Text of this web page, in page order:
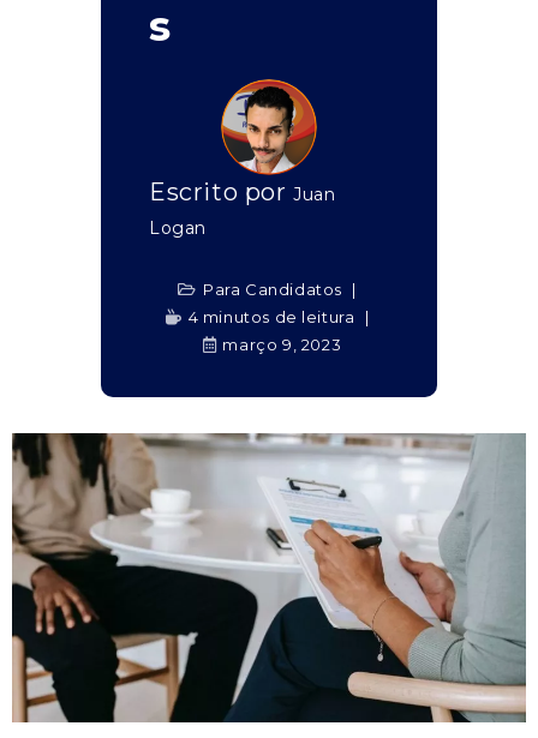
s
Escrito porJuan
Logan
Para Candidatos
4 minutos de leitura
março 9, 2023